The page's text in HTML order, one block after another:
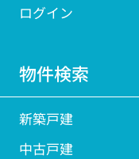
ログイン
物件検索
新築戸建
中古戸建